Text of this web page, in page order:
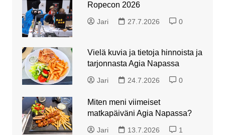
Ropecon 2026
Jari 27.7.2026 0
Vielä kuvia ja tietoja hinnoista ja
tarjonnasta Agia Napassa
Jari 24.7.2026 0
Miten meni viimeiset
matkapäiväni Agia Napassa?
Jari 13.7.2026 1